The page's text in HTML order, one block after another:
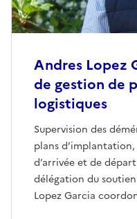
Andres Lopez
de gestion de
logistiques
Supervision des
plans
d’arrivée et de
délégation du soutien
Lopez Garcia